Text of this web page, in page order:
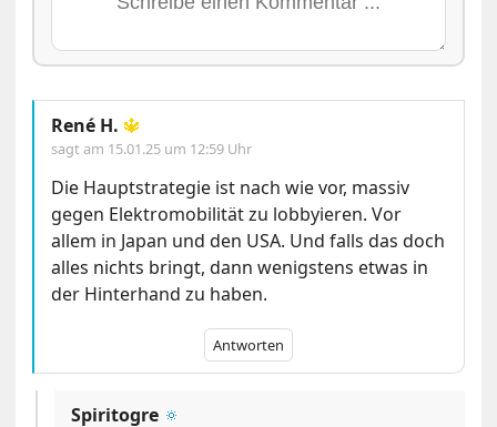
René H. 🔱
sagt am 15.01.25 um 12:59 Uhr
Die Hauptstrategie ist nach wie vor, massiv
gegen Elektromobilität zu lobbyieren. Vor
allem in Japan und den USA. Und falls das doch
alles nichts bringt, dann wenigstens etwas in
der Hinterhand zu haben.
Antworten
Spiritogre 🔅